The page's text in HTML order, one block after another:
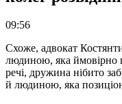
09:56
Схоже, адвокат
людиною, яка ймовірно
речі, дружина нібито
й людиною, яка